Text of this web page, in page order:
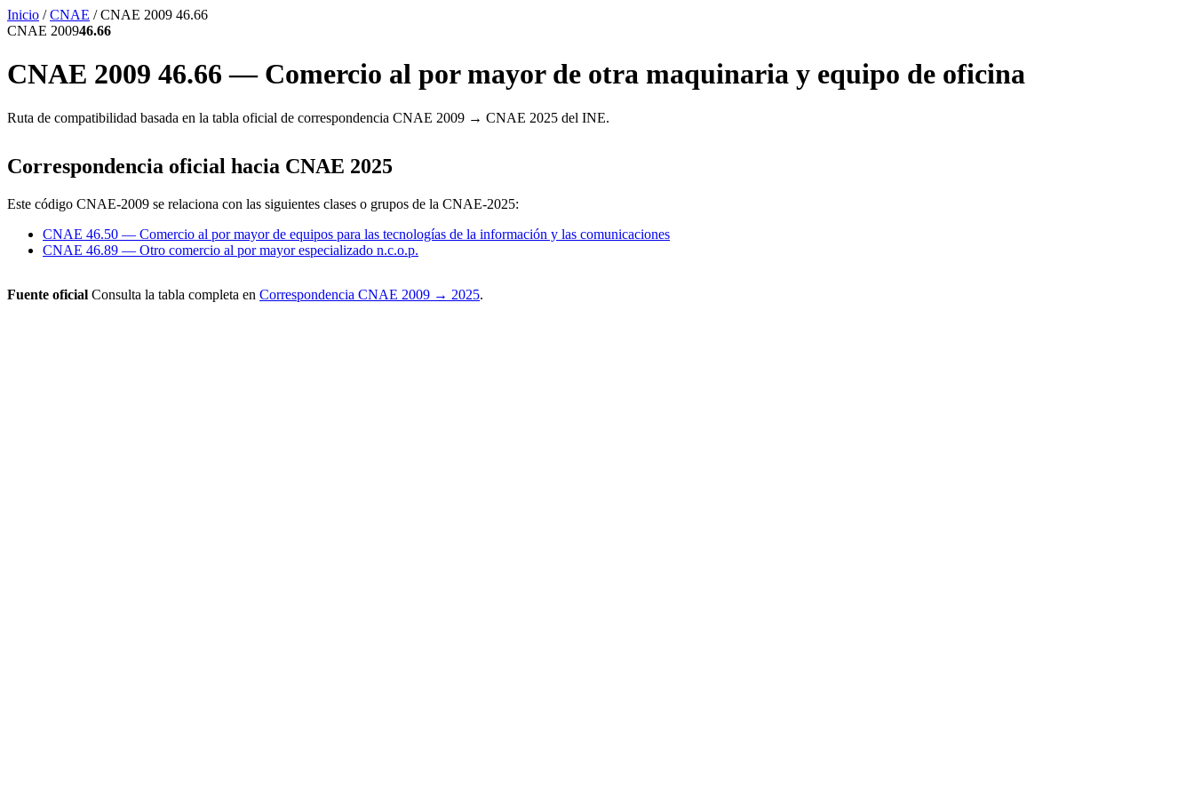
Inicio / CNAE / CNAE 2009 46.66
CNAE 200946.66
CNAE 2009 46.66 — Comercio al por mayor de otra maquinaria y equipo de oficina
Ruta de compatibilidad basada en la tabla oficial de correspondencia CNAE 2009 → CNAE 2025 del INE.
Correspondencia oficial hacia CNAE 2025
Este código CNAE-2009 se relaciona con las siguientes clases o grupos de la CNAE-2025:
CNAE 46.50 — Comercio al por mayor de equipos para las tecnologías de la información y las comunicaciones
CNAE 46.89 — Otro comercio al por mayor especializado n.c.o.p.
Fuente oficial Consulta la tabla completa en Correspondencia CNAE 2009 → 2025.